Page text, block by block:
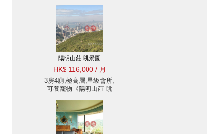
陽明山莊 眺景園
HK$ 116,000 / 月
3房4廁,極高層,星級會所,
可養寵物《陽明山莊 眺